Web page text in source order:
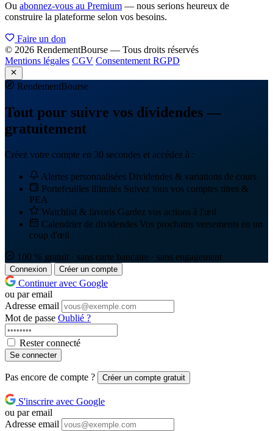
Ou abonnez-vous au Premium — nous serions heureux de
construire la plateforme selon vos besoins.
Faire un don
© 2026 RendementBourse — Tous droits réservés
Mentions légales CGV Consentement RGPD
RendementBourse
Tout pour suivre vos dividendes —
gratuitement
Créez votre compte en 30 secondes et accédez à :
Alertes personnalisées Dividendes & variations de cours
Portefeuilles illimités Suivez tous vos comptes titres &
PEA
Watchlist & favoris Gardez vos actions à l'œil
Calendrier de dividendes Vos prochains versements en un
coup d'œil
100 % gratuit · sans carte bancaire · sans engagement
Connexion Créer un compte
Continuer avec Google
ou par email
Adresse email
Mot de passe Oublié ?
Rester connecté
Se connecter
Pas encore de compte ? Créer un compte gratuit
S'inscrire avec Google
ou par email
Adresse email